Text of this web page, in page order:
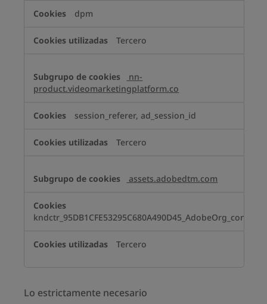
dpm
Tercero
nn-
product.videomarketingplatform.co
session_referer, ad_session_id
Tercero
assets.adobedtm.com
kndctr_95DB1CFE53295C680A490D45_AdobeOrg_consent
Tercero
Lo estrictamente necesario